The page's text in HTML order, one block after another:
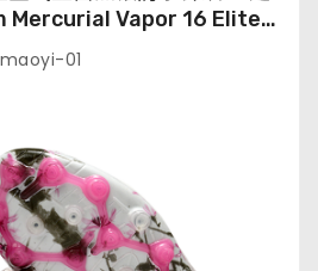
Mercurial Vapor 16 Elite
01